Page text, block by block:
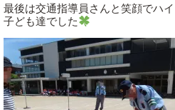
最後は交通指導員さんと笑顔でハ
子ども達でした